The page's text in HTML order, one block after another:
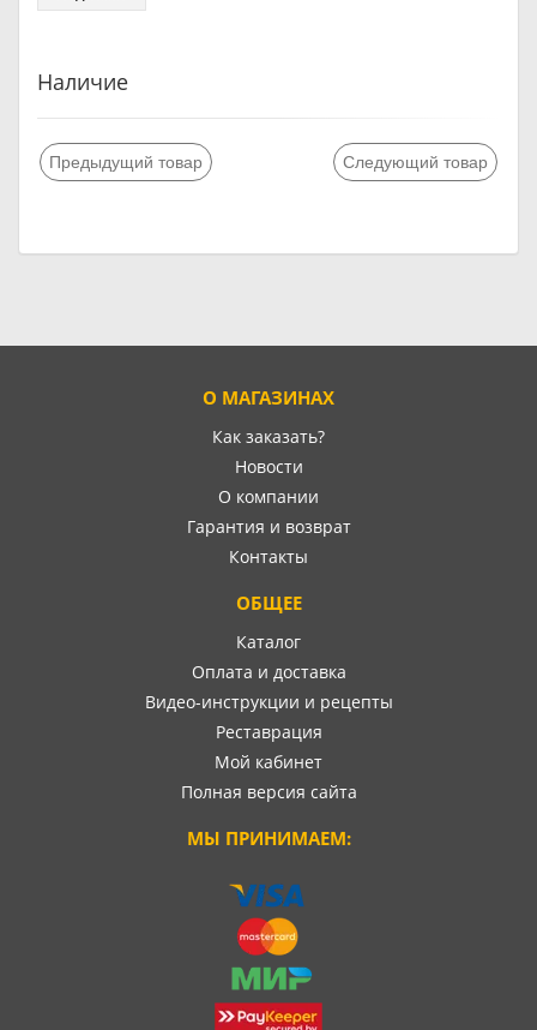
Наличие
Предыдущий товар Следующий товар
О МАГАЗИНАХ
Как заказать?
Новости
О компании
Гарантия и возврат
Контакты
ОБЩЕЕ
Каталог
Оплата и доставка
Видео-инструкции и рецепты
Реставрация
Мой кабинет
Полная версия сайта
МЫ ПРИНИМАЕМ: